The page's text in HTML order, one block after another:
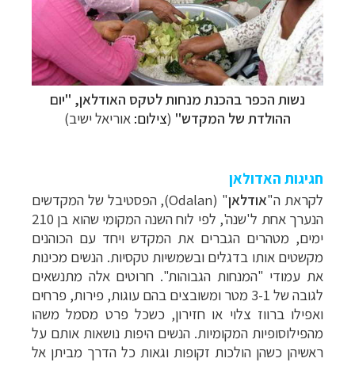
נשות הכפר בהכנת מנחות לטקס האודלאן, "יום
ההולדת של המקדש" (צילום: אוריאל ישיב)
חגיגות האדולאן
לקראת ה"אודלאן" (
Odalan), הפסטיבל של המקדשים
הנערך אחת ל'שנה', לפי לוח השנה המקומי שהוא בן 210
ימים, מטהרים הגברים את המקדש ויחד עם הכוהנים
מקשטים אותו בדגלים ובשמשיות טקסיות. הנשים מכינות
את עמודי "המנחות הגבוהות". חרוטים אלה מתנשאים
לגובה של 3-1 מטר ומשובצים בהם עוגות, פירות, פרחים
ואפילו ברווז צלוי או חזירון, כשכל פרט מסמל משהו
מהפילוסופיות המקומיות. הנשים היפות נושאות אותם על
ראשיהן כשהן הולכות זקופות וגאות כל הדרך מביתן אל